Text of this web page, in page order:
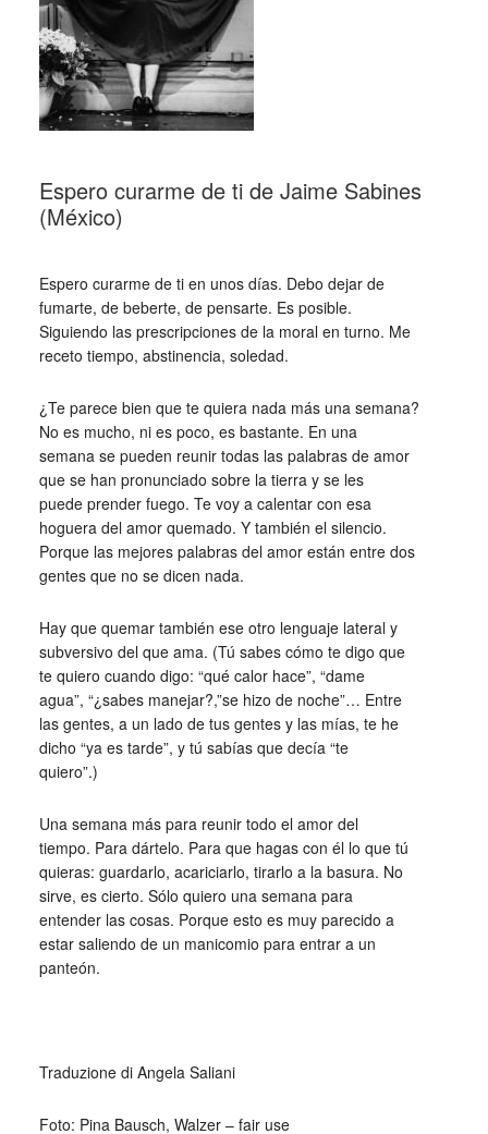
Espero curarme de ti de Jaime Sabines
(México)
Espero curarme de ti en unos días. Debo dejar de
fumarte, de beberte, de pensarte. Es posible.
Siguiendo las prescripciones de la moral en turno. Me
receto tiempo, abstinencia, soledad.
¿Te parece bien que te quiera nada más una semana?
No es mucho, ni es poco, es bastante. En una
semana se pueden reunir todas las palabras de amor
que se han pronunciado sobre la tierra y se les
puede prender fuego. Te voy a calentar con esa
hoguera del amor quemado. Y también el silencio.
Porque las mejores palabras del amor están entre dos
gentes que no se dicen nada.
Hay que quemar también ese otro lenguaje lateral y
subversivo del que ama. (Tú sabes cómo te digo que
te quiero cuando digo: “qué calor hace”, “dame
agua”, “¿sabes manejar?,”se hizo de noche”… Entre
las gentes, a un lado de tus gentes y las mías, te he
dicho “ya es tarde”, y tú sabías que decía “te
quiero”.)
Una semana más para reunir todo el amor del
tiempo. Para dártelo. Para que hagas con él lo que tú
quieras: guardarlo, acariciarlo, tirarlo a la basura. No
sirve, es cierto. Sólo quiero una semana para
entender las cosas. Porque esto es muy parecido a
estar saliendo de un manicomio para entrar a un
panteón.
Traduzione di Angela Saliani
Foto: Pina Bausch, Walzer – fair use